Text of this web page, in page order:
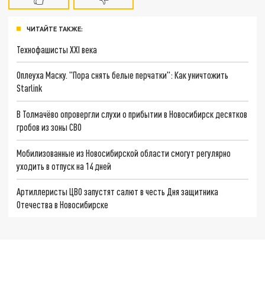
ЧИТАЙТЕ ТАКЖЕ:
Технофашисты XXI века
Оплеуха Маску. "Пора снять белые перчатки": Как уничтожить
Starlink
В Толмачёво опровергли слухи о прибытии в Новосибирск десятков
гробов из зоны СВО
Мобилизованные из Новосибирской области смогут регулярно
уходить в отпуск на 14 дней
Артиллеристы ЦВО запустят салют в честь Дня защитника
Отечества в Новосибирске